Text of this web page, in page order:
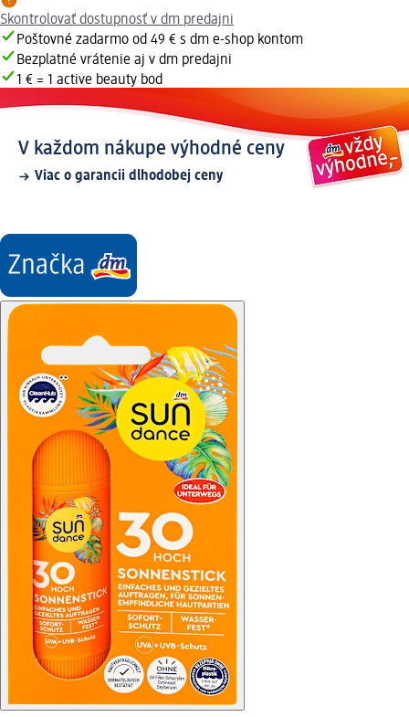
Skontrolovať dostupnosť v dm predajni
Poštovné zadarmo od 49 € s dm e-shop kontom
Bezplatné vrátenie aj v dm predajni
1 € = 1 active beauty bod
V každom nákupe výhodné ceny
Viac o garancii dlhodobej ceny